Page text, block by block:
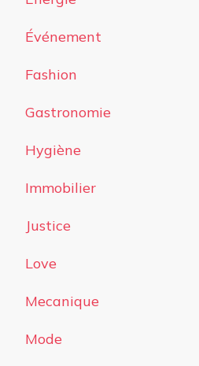
Événement
Fashion
Gastronomie
Hygiène
Immobilier
Justice
Love
Mecanique
Mode